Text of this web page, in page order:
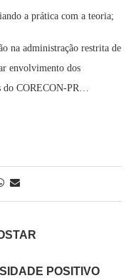
a prática com a teoria;
na administração restrita de
envolvimento dos
do CORECON-PR…
POSITIVO